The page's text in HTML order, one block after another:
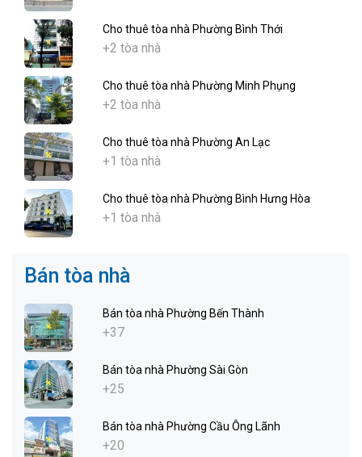
Cho thuê tòa nhà Phường Bình Thới
+2 tòa nhà
Cho thuê tòa nhà Phường Minh Phụng
+2 tòa nhà
Cho thuê tòa nhà Phường An Lạc
+1 tòa nhà
Cho thuê tòa nhà Phường Bình Hưng Hòa
+1 tòa nhà
Bán tòa nhà
Bán tòa nhà Phường Bến Thành
+37
Bán tòa nhà Phường Sài Gòn
+25
Bán tòa nhà Phường Cầu Ông Lãnh
+20